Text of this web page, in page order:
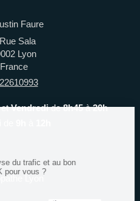
Faure
Sala
Lyon
France
Vendredide8h45à20h
Lyon